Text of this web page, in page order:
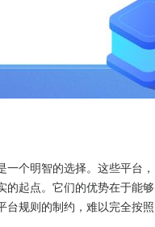
个明智的选择。这些平台，
的起点。它们的优势在于能够
台规则的制约，难以完全按照